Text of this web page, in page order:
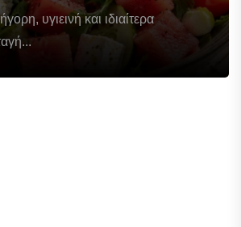
υγιεινή και ιδιαίτερα